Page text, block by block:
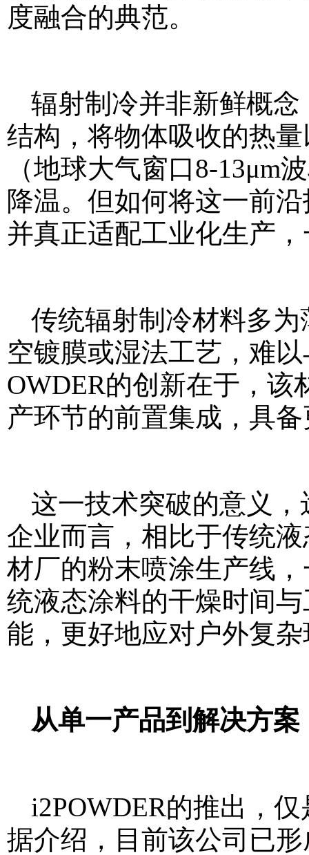
度融合的典范。
辐射制冷并非新鲜概
结构，将物体吸收的热
（地球大气窗口8-13μm
降温。但如何将这一前
并真正适配工业化生产
传统辐射制冷材料多
空镀膜或湿法工艺，难
OWDER的创新在于，
产环节的前置集成，具
这一技术突破的意义
企业而言，相比于传统
材厂的粉末喷涂生产线
统液态涂料的干燥时间
能，更好地应对户外复
从单一产品到解决方
i2POWDER的推出，
据介绍，目前该公司已